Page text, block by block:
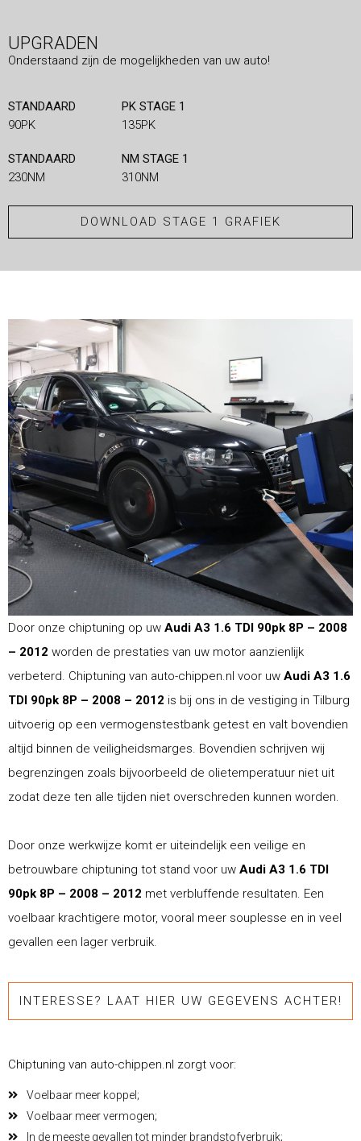
UPGRADEN
Onderstaand zijn de mogelijkheden van uw auto!
STANDAARD
90PK
PK STAGE 1
135PK
STANDAARD
230NM
NM STAGE 1
310NM
DOWNLOAD STAGE 1 GRAFIEK
Door onze chiptuning op uw Audi A3 1.6 TDI 90pk 8P – 2008
– 2012 worden de prestaties van uw motor aanzienlijk
verbeterd. Chiptuning van auto-chippen.nl voor uw Audi A3 1.6
TDI 90pk 8P – 2008 – 2012 is bij ons in de vestiging in Tilburg
uitvoerig op een vermogenstestbank getest en valt bovendien
altijd binnen de veiligheidsmarges. Bovendien schrijven wij
begrenzingen zoals bijvoorbeeld de olietemperatuur niet uit
zodat deze ten alle tijden niet overschreden kunnen worden.
Door onze werkwijze komt er uiteindelijk een veilige en
betrouwbare chiptuning tot stand voor uw Audi A3 1.6 TDI
90pk 8P – 2008 – 2012 met verbluffende resultaten. Een
voelbaar krachtigere motor, vooral meer souplesse en in veel
gevallen een lager verbruik.
INTERESSE? LAAT HIER UW GEGEVENS ACHTER!
Chiptuning van auto-chippen.nl zorgt voor:
Voelbaar meer koppel;
Voelbaar meer vermogen;
In de meeste gevallen tot minder brandstofverbruik;